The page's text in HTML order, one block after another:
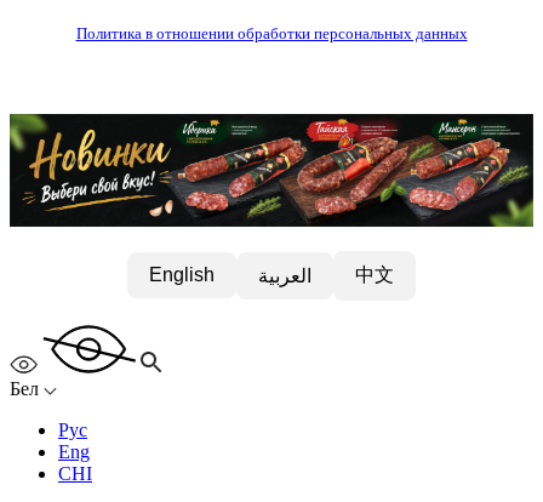
Политика в отношении обработки персональных данных
English العربية 中文
Бел
Рус
Eng
CHI